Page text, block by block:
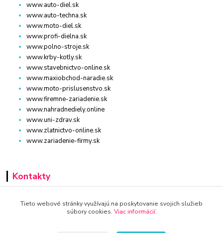
www.auto-diel.sk
www.auto-techna.sk
www.moto-diel.sk
www.profi-dielna.sk
www.polno-stroje.sk
www.krby-kotly.sk
www.stavebnictvo-online.sk
www.maxiobchod-naradie.sk
www.moto-prislusenstvo.sk
www.firemne-zariadenie.sk
www.nahradnediely.online
www.uni-zdrav.sk
www.zlatnictvo-online.sk
www.zariadenie-firmy.sk
Kontakty
+421 940 949 000
Tieto webové stránky využívajú na poskytovanie svojich služieb
súbory cookies. Viac informácií.